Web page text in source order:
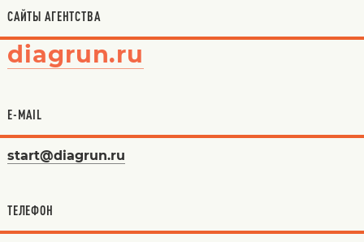
САЙТЫ АГЕНТСТВА
diagrun.ru
E-MAIL
start@diagrun.ru
ТЕЛЕФОН